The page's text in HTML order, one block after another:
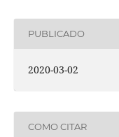
PUBLICADO
2020-03-02
COMO CITAR